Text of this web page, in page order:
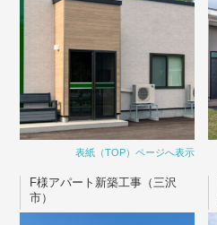
表紙（TOP）ページへ表示
F様アパート新築工事（三沢
市）